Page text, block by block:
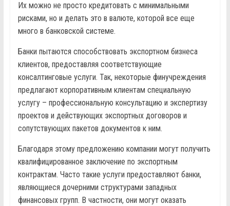
Их можно не просто кредитовать с минимальными
рисками, но и делать это в валюте, которой все еще
много в банковской системе.
Банки пытаются способствовать экспортном бизнеса
клиентов, предоставляя соответствующие
консалтинговые услуги. Так, некоторые финучреждения
предлагают корпоративным клиентам специальную
услугу – профессиональную консультацию и экспертизу
проектов и действующих экспортных договоров и
сопутствующих пакетов документов к ним.
Благодаря этому предложению компании могут получить
квалифицированное заключение по экспортным
контрактам. Часто такие услуги предоставляют банки,
являющиеся дочерними структурами западных
финансовых групп. В частности, они могут оказать